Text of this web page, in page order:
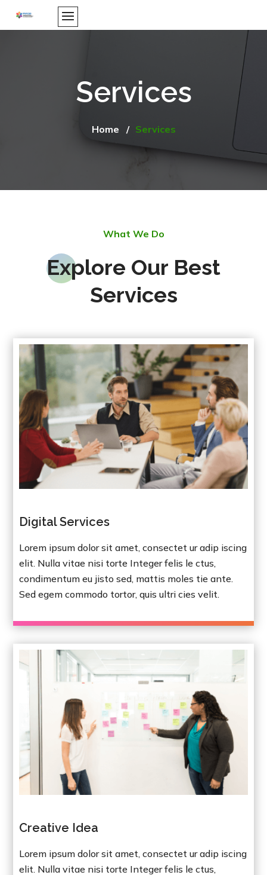
Services
Home / Services
What We Do
Explore Our Best
Services
Digital Services
Lorem ipsum dolor sit amet, consectet ur adip iscing
elit. Nulla vitae nisi torte Integer felis le ctus,
condimentum eu jisto sed, mattis moles tie ante.
Sed egem commodo tortor, quis ultri cies velit.
Creative Idea
Lorem ipsum dolor sit amet, consectet ur adip iscing
elit. Nulla vitae nisi torte Integer felis le ctus,